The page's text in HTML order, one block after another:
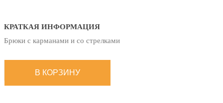
КРАТКАЯ ИНФОРМАЦИЯ
Брюки с карманами и со стрелками